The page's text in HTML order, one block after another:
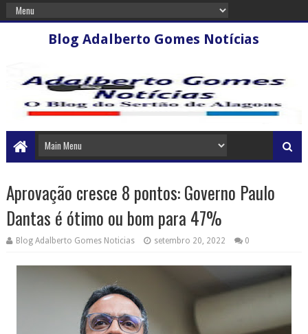
Blog Adalberto Gomes Notícias
Aprovação cresce 8 pontos: Governo Paulo
Dantas é ótimo ou bom para 47%
Blog Adalberto Gomes Noticias setembro 20, 2022 0